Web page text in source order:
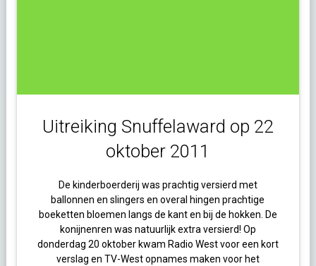
Uitreiking Snuffelaward op 22
oktober 2011
De kinderboerderij was prachtig versierd met
ballonnen en slingers en overal hingen prachtige
boeketten bloemen langs de kant en bij de hokken. De
konijnenren was natuurlijk extra versierd! Op
donderdag 20 oktober kwam Radio West voor een kort
verslag en TV-West opnames maken voor het